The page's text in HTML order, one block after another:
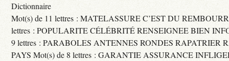
Dictionnaire
Mot(s) de 11 lettres : MATELASSURE C’EST DU
lettres : POPULARITE CÉLÉBRITÉ RENSEIGNEE BIEN
9 lettres : PARABOLES ANTENNES RONDES RAPATRIER
PAYS Mot(s) de 8 lettres : GARANTIE ASSURANCE